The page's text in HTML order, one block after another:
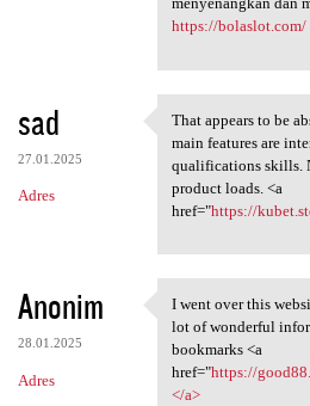
https://bolaslot.com/
sad
27.01.2025
Adres
That appears to
That appears to be
main features are
qualifications skills.
product loads. <a
href="https://
Anonim
28.01.2025
Adres
I went over this
I went over this
lot of wonderful
bookmarks <a
href="https://
</a>